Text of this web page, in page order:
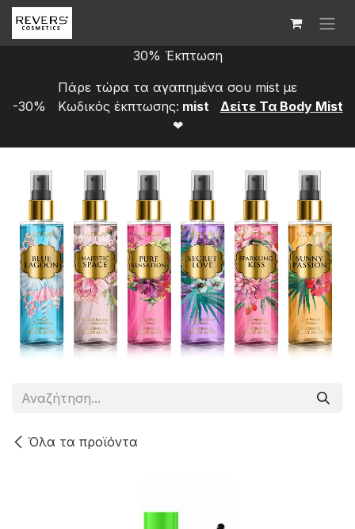
Skip to Content
30% Έκπτωση
Πάρε τώρα τα αγαπημένα σου mist με
-30% Κωδικός έκπτωσης: mist
Δείτε Τα Bod​y Mist
❤
Όλα τα προϊόντα